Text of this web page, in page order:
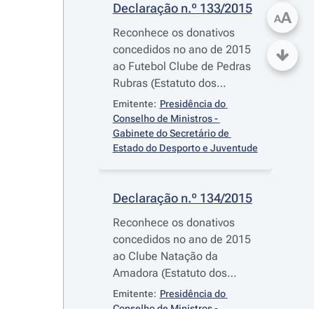
Declaração n.º 133/2015
Reconhece os donativos
concedidos no ano de 2015
ao Futebol Clube de Pedras
Rubras (Estatuto dos
Benefícios Fiscais)
Emitente: Presidência do
Conselho de Ministros -
Gabinete do Secretário de
Estado do Desporto e Juventude
Declaração n.º 134/2015
Reconhece os donativos
concedidos no ano de 2015
ao Clube Natação da
Amadora (Estatuto dos
Benefícios Fiscais)
Emitente: Presidência do
AA